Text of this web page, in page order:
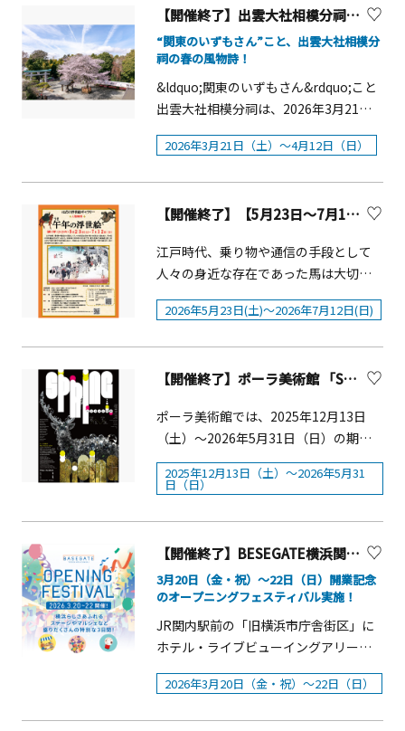
ドルが会場を優しく照らします。幻想
的な空間を是非お楽しみください。■
開催日時：2025年12月20日（土）■開
催時間：17：00~19：00■開催場所：
グランモール公園 美術の広場■主催：
横浜市西区
チケットならびにグッズコーナーのレ
シートにおきましては、横浜赤レンガ
倉庫の「駐車券サービス」は対象外と
なります。予めご了承下さいませ。
す。 「さがみ湖イルミリオン」は、自
める、関東三大イルミネーションのひ
です。「オトイルミ・春」では、清水
美依紗、SEKAI NO OWARI、back
number、Mrs. GREEN APPLE、ヨルシ
カの音楽・映像とイルミネーションが
融合した、約9分間の春限定ショーをお
届けします。会場は、高さ15mのシン
ボルツリーを中心に、まるでミュージ
ックビデオのワンシーンに入り込んだ
かのようなフォトジェニックな空間、
＆チェア、プレゼントボックス、特大
す。 概要点灯後15分に１回開催■上映
45分■場所：山麓 オトイルミ会場※2
月7日（土）、3月20日（金祝）、21日
（土）はナイトバブルショー開催に伴
い、18：00、19：00、19：15、19：
【開催終了】出雲大社相模分祠「南はだの村 桜まつり」【秦野市】
“関東のいずもさん”こと、出雲大社相模分
祠の春の風物詩！
&ldquo;関東のいずもさん&rdquo;こと
出雲大社相模分祠は、2026年3月21日
（土）から4月12日（日）まで、「南は
だの村 桜まつり」を開催します。期間
「よさこいご縁まつり」も開催されま
く「はだの桜みち」とあわせて、春の
訪れを感じるお花見ルートとしてもお
楽しみいただけます。 【南はだの村
桜まつり】境内の中心に位置する、高
さ約20mのソメイヨシノ「良縁桜」が
見頃を迎える時期にあわせて開催され
るお祭りです。樹齢約70年を誇る「良
縁桜」は出雲大社相模分祠のシンボル
ともいえる存在で、満開時には圧巻の
イトアップをはじめ、秦野名水仕込み
の甘酒、桜まつり限定御朱印、地元の
秦野桜花を使用したスイーツや露店な
ど、多彩な催しをお楽しみいただけま
す。【第4回 よさこいご縁まつり】4月
11日（土）・12日（日）には、満開の
桜が舞い散る境内で「第4回よさこいご
縁まつり」を開催します。県内外から
50チーム以上、約1,000名の踊り子が集
い、本格的なよさこい奉納のコンテス
トを披露する人気行事です。概要■開
催期間：2026年3月21日（土）～4月12
2026年3月21日（土）～4月12日（日）
【開催終了】【5月23日～7月12日】はだの浮世絵ギャラリー「午の浮世絵」【 秦野市 】
江戸時代、乗り物や通信の手段として
人々の身近な存在であった馬は大切に
され、その足には草履をはかせていま
した。令和８年（２０２６年）は午年
治になって登場する馬車を描いた開化
す。&nbsp; 概要〇展示期間：2026年5
月23日（土）～2026年7月12日（日）
〇時間：9：00～19：00（火曜日、祝
日は17:00まで）〇料金：入場無料〇休
月２６日（金） ※休室日は
変更となる場合があります。 〇会
場：はだの浮世絵ギャラリー（秦野市
立図書館２階）〇主催：秦野市 ○ギャ
ラリートーク（作品解説） ・日
14：30 ・会 場：図書館2階視聴覚
2026年5月23日(土)～2026年7月12日(日)
【開催終了】ポーラ美術館 「SPRING わきあがる鼓動」【箱根町】
ポーラ美術館では、2025年12月13日
（土）～2026年5月31日（日）の期
間、企画展「SPRING（スプリング）わ
きあがる鼓動」を開催します。春、生
会を覆い尽くす現代において、私たち
は身近な自然の驚異や足元に広がる土
な力を見つめ直し、いっそう鋭敏に感
は、アートにおける飛躍する力に光を
あて、私たちの存在と感性をゆさぶる
絵画、彫刻、工芸、インスタレーショ
ン作品を紹介します。古くから旅人を
惹きつけてきた「箱根」の地を起点
2025年12月13日（土）～2026年5月31
日（日）
【開催終了】BESEGATE横浜関内「 OPENING FESTIVAL」
3月20日（金・祝）～22日（日）開業記念
のオープニングフェスティバル実施！
JR関内駅前の「旧横浜市庁舎街区」に
ホテル・ライブビューイングアリー
ナ・商業・オフィスが一体となった大
規模複合街区 「BASEGATE横浜関内
2026年3月20日（金・祝）～22日（日）